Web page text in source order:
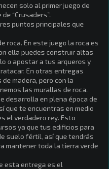
solo al primer juego de
“Crusaders”.
puntos principales que
roca. En este juego la roca es
ella puedes construir altas
o apostar a tus arqueros y
En otras entregas
madera, pero con la
las murallas de roca.
desarrolla en plena época de
que te encuentras en medio
el verdadero rey. Esto
ya que tus edificios para
suelo fértil, así que tendrás
mantener toda la tierra verde
esta entrega es el